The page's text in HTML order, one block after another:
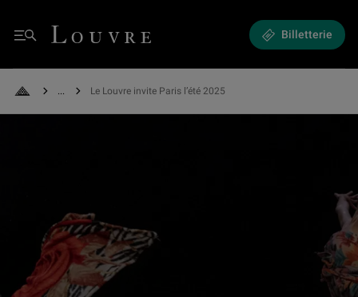
Menu
Louvre - Retour à l'accueil Billetterie
Retour à l'accueil
See all breadcrumbs
Le Louvre invite Paris l’été 2025